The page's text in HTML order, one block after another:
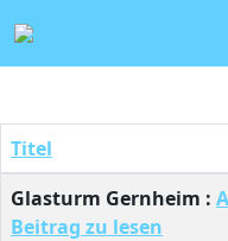
Beiträge
Titel
Glasturm Gernheim :
Beitrag zu lesen